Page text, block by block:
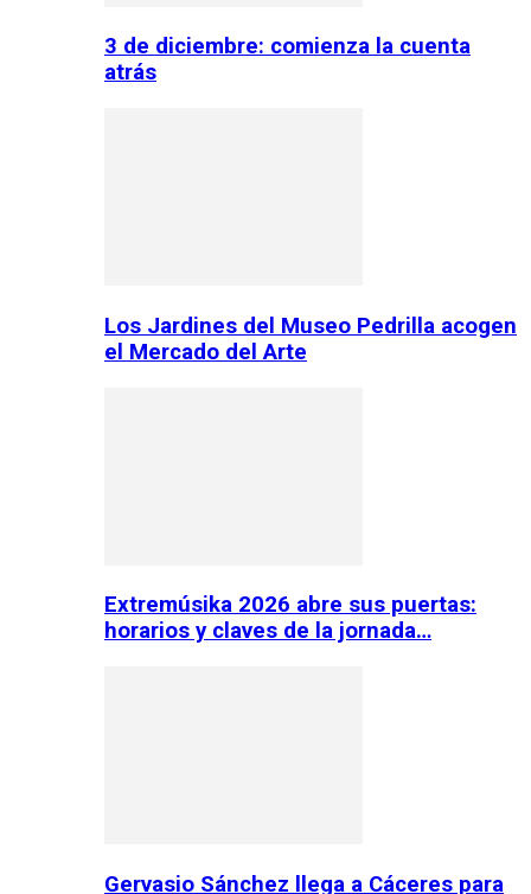
3 de diciembre: comienza la cuenta
atrás
Los Jardines del Museo Pedrilla acogen
el Mercado del Arte
Extremúsika 2026 abre sus puertas:
horarios y claves de la jornada…
Gervasio Sánchez llega a Cáceres para